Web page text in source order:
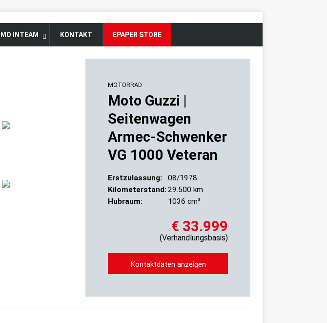
MO INTEAM KONTAKT EPAPER STORE
MOTORRAD
Moto Guzzi |
Seitenwagen
Armec-Schwenker
VG 1000 Veteran
Erstzulassung:
08/1978
Kilometerstand: 29.500 km
Hubraum:
1036 cm³
€ 33.999
(Verhandlungsbasis)
Kontaktdaten anzeigen